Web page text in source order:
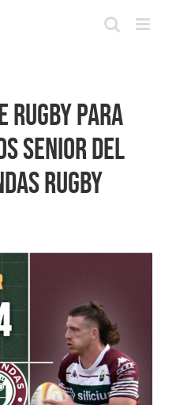
rugby para
senior del
Rugby